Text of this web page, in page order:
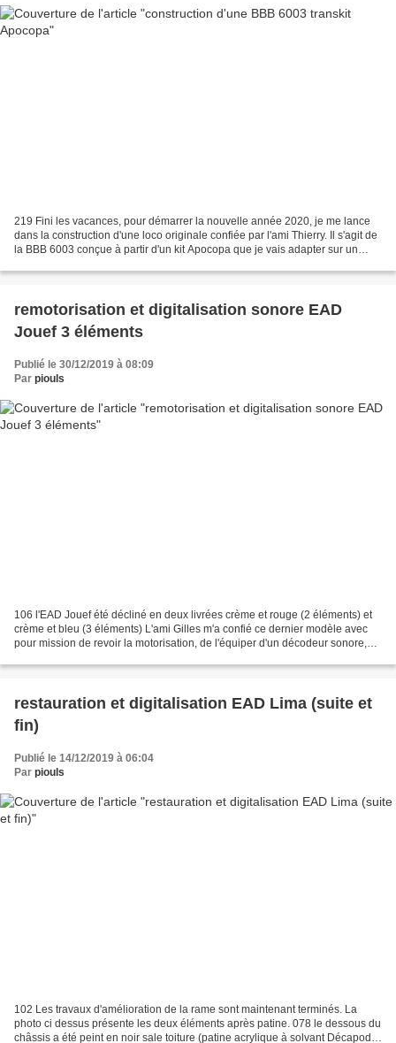
219 Fini les vacances, pour démarrer la nouvelle année 2020, je me lance
dans la construction d'une loco originale confiée par l'ami Thierry. Il s'agit de
la BBB 6003 conçue à partir d'un kit Apocopa que je vais adapter sur un
remotorisation et digitalisation sonore EAD
Jouef 3 éléments
Publié le 30/12/2019 à 08:09
Par piouls
106 l'EAD Jouef été décliné en deux livrées crème et rouge (2 éléments) et
crème et bleu (3 éléments) L'ami Gilles m'a confié ce dernier modèle avec
pour mission de revoir la motorisation, de l'équiper d'un décodeur sonore,
restauration et digitalisation EAD Lima (suite et
fin)
Publié le 14/12/2019 à 06:04
Par piouls
102 Les travaux d'amélioration de la rame sont maintenant terminés. La
photo ci dessus présente les deux éléments après patine. 078 le dessous du
châssis a été peint en noir sale toiture (patine acrylique à solvant Décapod)